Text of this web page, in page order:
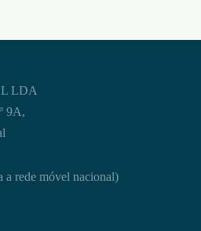
LDA
9A,
a rede móvel nacional)